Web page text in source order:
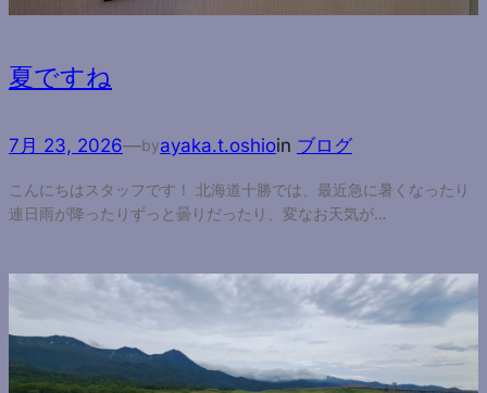
夏ですね
7月 23, 2026—byayaka.t.oshioin ブログ
こんにちはスタッフです！ 北海道十勝では、最近急に暑くなったり
連日雨が降ったりずっと曇りだったり、変なお天気が…